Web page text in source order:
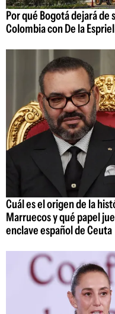
Por qué Bogotá dejará de
Colombia con De la
Cuál es el origen de la
Marruecos y qué papel
enclave español de Ceuta